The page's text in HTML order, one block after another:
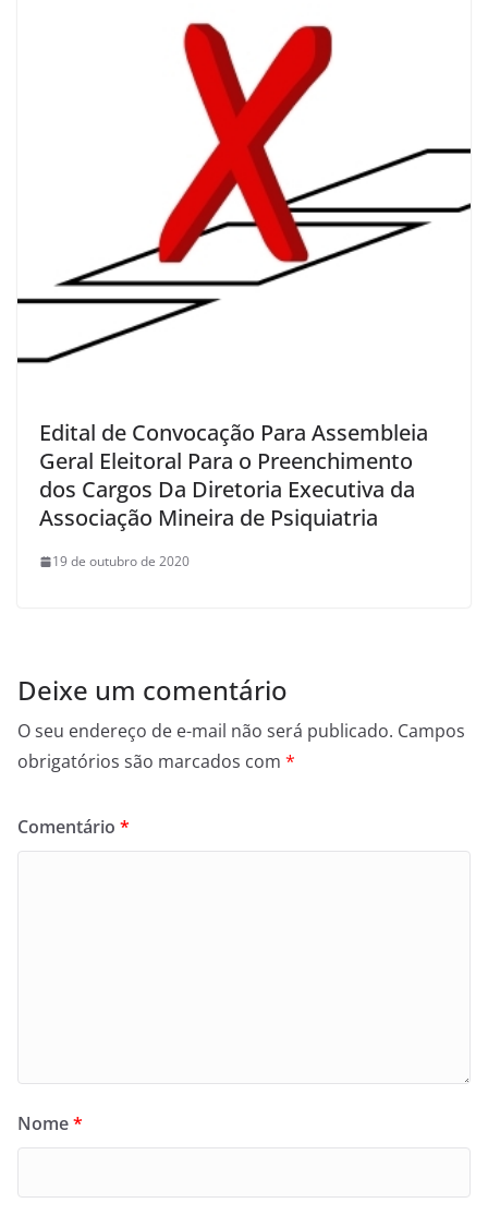
Edital de Convocação Para Assembleia
Geral Eleitoral Para o Preenchimento
dos Cargos Da Diretoria Executiva da
Associação Mineira de Psiquiatria
19 de outubro de 2020
Deixe um comentário
O seu endereço de e-mail não será publicado. Campos
obrigatórios são marcados com *
Comentário *
Nome*